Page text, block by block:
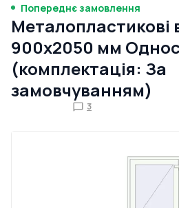
Попереднє замовлення
Металопластикові
900x2050 мм
(комплектація: За
замовчуванням)
3